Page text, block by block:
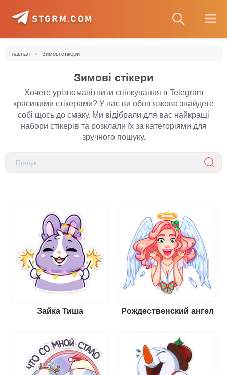
Главная › Зимові стікери
Зимові стікери
Хочете урізноманітнити спілкування в Telegram
красивими стікерами? У нас ви обов'язково знайдете
собі щось до смаку. Ми відібрали для вас найкращі
набори стікерів та розклали їх за категоріями для
зручного пошуку.
Зайка Тиша Рождественский ангел